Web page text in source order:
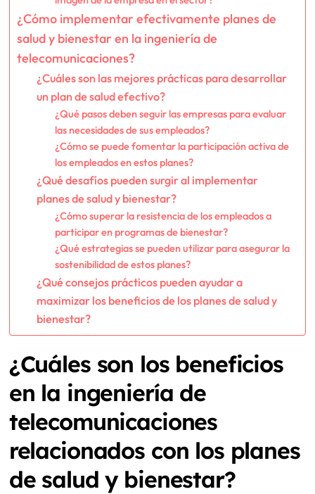
¿Cómo implementar efectivamente planes de
salud y bienestar en la ingeniería de
telecomunicaciones?
¿Cuáles son las mejores prácticas para desarrollar
un plan de salud efectivo?
¿Qué pasos deben seguir las empresas para evaluar
las necesidades de sus empleados?
¿Cómo se puede fomentar la participación activa de
los empleados en estos planes?
¿Qué desafíos pueden surgir al implementar
planes de salud y bienestar?
¿Cómo superar la resistencia de los empleados a
participar en programas de bienestar?
¿Qué estrategias se pueden utilizar para asegurar la
sostenibilidad de estos planes?
¿Qué consejos prácticos pueden ayudar a
maximizar los beneficios de los planes de salud y
bienestar?
¿Cuáles son los beneficios
en la ingeniería de
telecomunicaciones
relacionados con los planes
de salud y bienestar?